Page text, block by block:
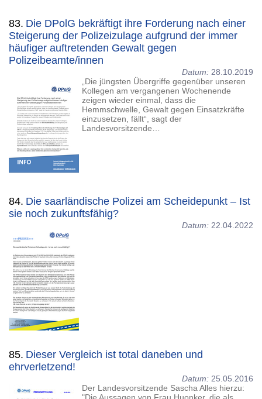
83. Die DPolG bekräftigt ihre Forderung nach einer
Steigerung der Polizeizulage aufgrund der immer
häufiger auftretenden Gewalt gegen
Polizeibeamte/innen
Datum: 28.10.2019
„Die jüngsten Übergriffe gegenüber unseren
Kollegen am vergangenen Wochenende
zeigen wieder einmal, dass die
Hemmschwelle, Gewalt gegen Einsatzkräfte
einzusetzen, fällt“, sagt der
Landesvorsitzende…
84. Die saarländische Polizei am Scheidepunkt – Ist
sie noch zukunftsfähig?
Datum: 22.04.2022
85. Dieser Vergleich ist total daneben und
ehrverletzend!
Datum: 25.05.2016
Der Landesvorsitzende Sascha Alles hierzu: